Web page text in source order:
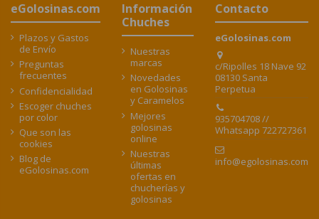
eGolosinas.com
Plazos y Gastos
de Envío
Preguntas
frecuentes
Confidencialidad
Escoger chuches
por color
Que son las
cookies
Blog de
eGolosinas.com
Información
Chuches
Nuestras
marcas
Novedades
en Golosinas
y Caramelos
Mejores
golosinas
online
Nuestras
últimas
ofertas en
chucherías y
golosinas
Contacto
eGolosinas.com
c/Ripolles 18 Nave 92
08130 Santa
Perpetua
935704708 //
Whatsapp 722727361
info@egolosinas.com